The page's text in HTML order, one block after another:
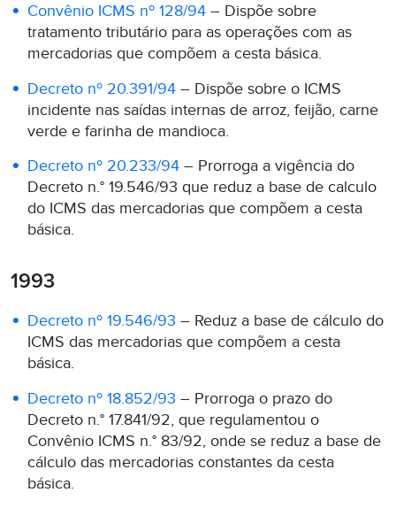
Convênio ICMS nº 128/94 – Dispõe sobre
tratamento tributário para as operações com as
mercadorias que compõem a cesta básica.
Decreto nº 20.391/94 – Dispõe sobre o ICMS
incidente nas saídas internas de arroz, feijão, carne
verde e farinha de mandioca.
Decreto nº 20.233/94 – Prorroga a vigência do
Decreto n.° 19.546/93 que reduz a base de calculo
do ICMS das mercadorias que compõem a cesta
básica.
1993
Decreto nº 19.546/93 – Reduz a base de cálculo do
ICMS das mercadorias que compõem a cesta
básica.
Decreto nº 18.852/93 – Prorroga o prazo do
Decreto n.° 17.841/92, que regulamentou o
Convênio ICMS n.° 83/92, onde se reduz a base de
cálculo das mercadorias constantes da cesta
básica.